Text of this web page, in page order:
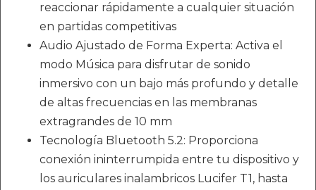
reaccionar rápidamente a cualquier situación
en partidas competitivas
Audio Ajustado de Forma Experta: Activa el
modo Música para disfrutar de sonido
inmersivo con un bajo más profundo y detalle
de altas frecuencias en las membranas
extragrandes de 10 mm
Tecnología Bluetooth 5.2: Proporciona
conexión ininterrumpida entre tu dispositivo y
los auriculares inalambricos Lucifer T1, hasta